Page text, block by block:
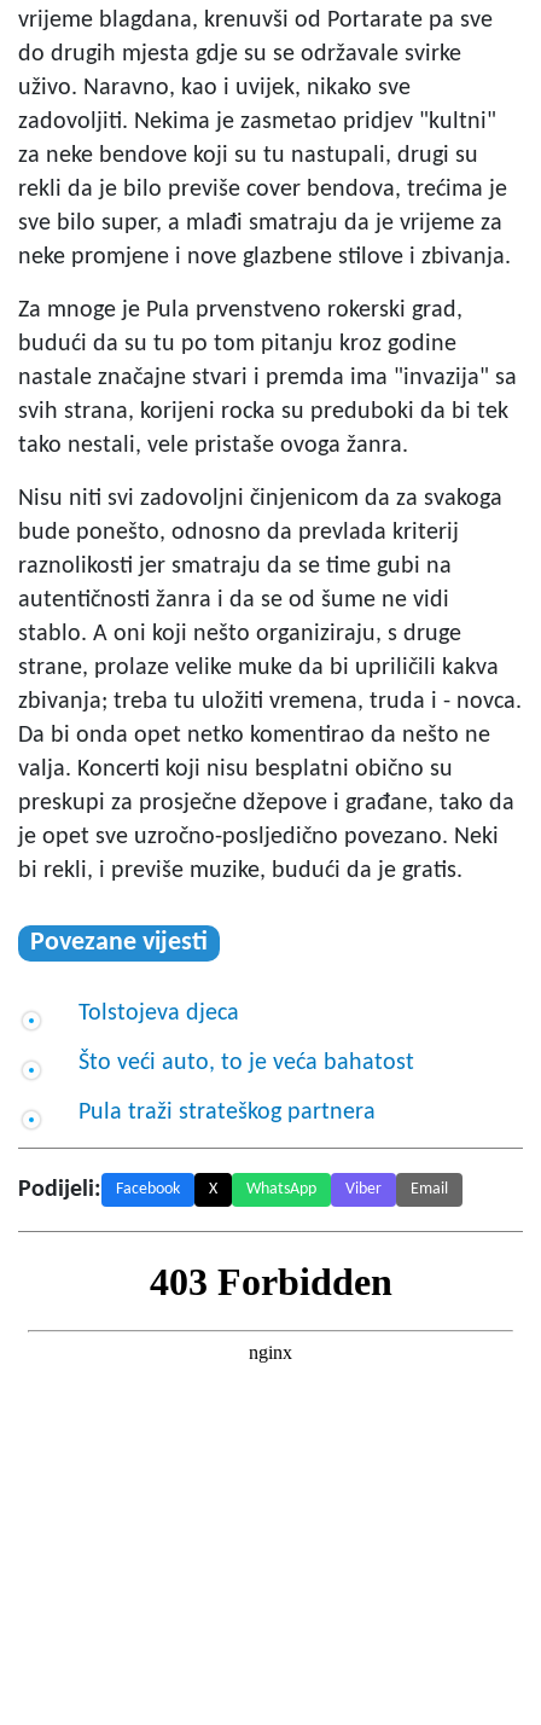
vrijeme blagdana, krenuvši od Portarate pa sve
do drugih mjesta gdje su se održavale svirke
uživo. Naravno, kao i uvijek, nikako sve
zadovoljiti. Nekima je zasmetao pridjev "kultni"
za neke bendove koji su tu nastupali, drugi su
rekli da je bilo previše cover bendova, trećima je
sve bilo super, a mlađi smatraju da je vrijeme za
neke promjene i nove glazbene stilove i zbivanja.
Za mnoge je Pula prvenstveno rokerski grad,
budući da su tu po tom pitanju kroz godine
nastale značajne stvari i premda ima "invazija" sa
svih strana, korijeni rocka su preduboki da bi tek
tako nestali, vele pristaše ovoga žanra.
Nisu niti svi zadovoljni činjenicom da za svakoga
bude ponešto, odnosno da prevlada kriterij
raznolikosti jer smatraju da se time gubi na
autentičnosti žanra i da se od šume ne vidi
stablo. A oni koji nešto organiziraju, s druge
strane, prolaze velike muke da bi upriličili kakva
zbivanja; treba tu uložiti vremena, truda i - novca.
Da bi onda opet netko komentirao da nešto ne
valja. Koncerti koji nisu besplatni obično su
preskupi za prosječne džepove i građane, tako da
je opet sve uzročno-posljedično povezano. Neki
bi rekli, i previše muzike, budući da je gratis.
Povezane vijesti
Tolstojeva djeca
Što veći auto, to je veća bahatost
Pula traži strateškog partnera
Podijeli: Facebook X WhatsApp Viber Email